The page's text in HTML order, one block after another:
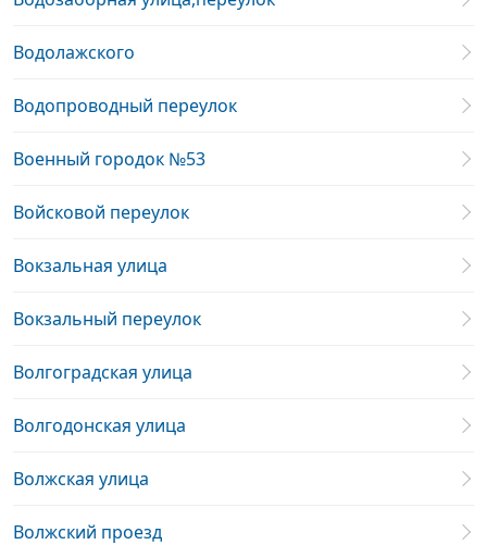
Водолажского
Водопроводный переулок
Военный городок №53
Войсковой переулок
Вокзальная улица
Вокзальный переулок
Волгоградская улица
Волгодонская улица
Волжская улица
Волжский проезд